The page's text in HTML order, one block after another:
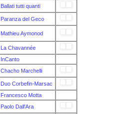
Ballati tutti quanti
Paranza del Geco
Mathieu Aymonod
La Chavannée
InCanto
Chacho Marchelli
Duo Corbefin-Marsac
Francesco Motta
Paolo Dall'Ara